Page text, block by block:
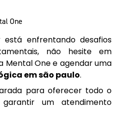
One
enfrentando desafios
não hesite em
One e agendar uma
em são paulo.
para oferecer todo o
um atendimento